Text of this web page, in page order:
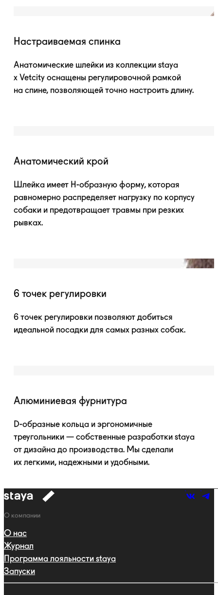
Настраиваемая спинка
Анатомические шлейки из коллекции staya
x Vetcity оснащены регулировочной рамкой
на спине, позволяющей точно настроить длину.
Анатомический крой
Шлейка имеет H-образную форму, которая
равномерно распределяет нагрузку по корпусу
собаки и предотвращает травмы при резких
рывках.
6 точек регулировки
6 точек регулировки позволяют добиться
идеальной посадки для самых разных собак.
Алюминиевая фурнитура
D-образные кольца и эргономичные
треугольники — собственные разработки staya
от дизайна до производства. Мы сделали
их легкими, надежными и удобными.
к
Навигация
О компании
О нас
Журнал
Программа лояльности staya
Запуски